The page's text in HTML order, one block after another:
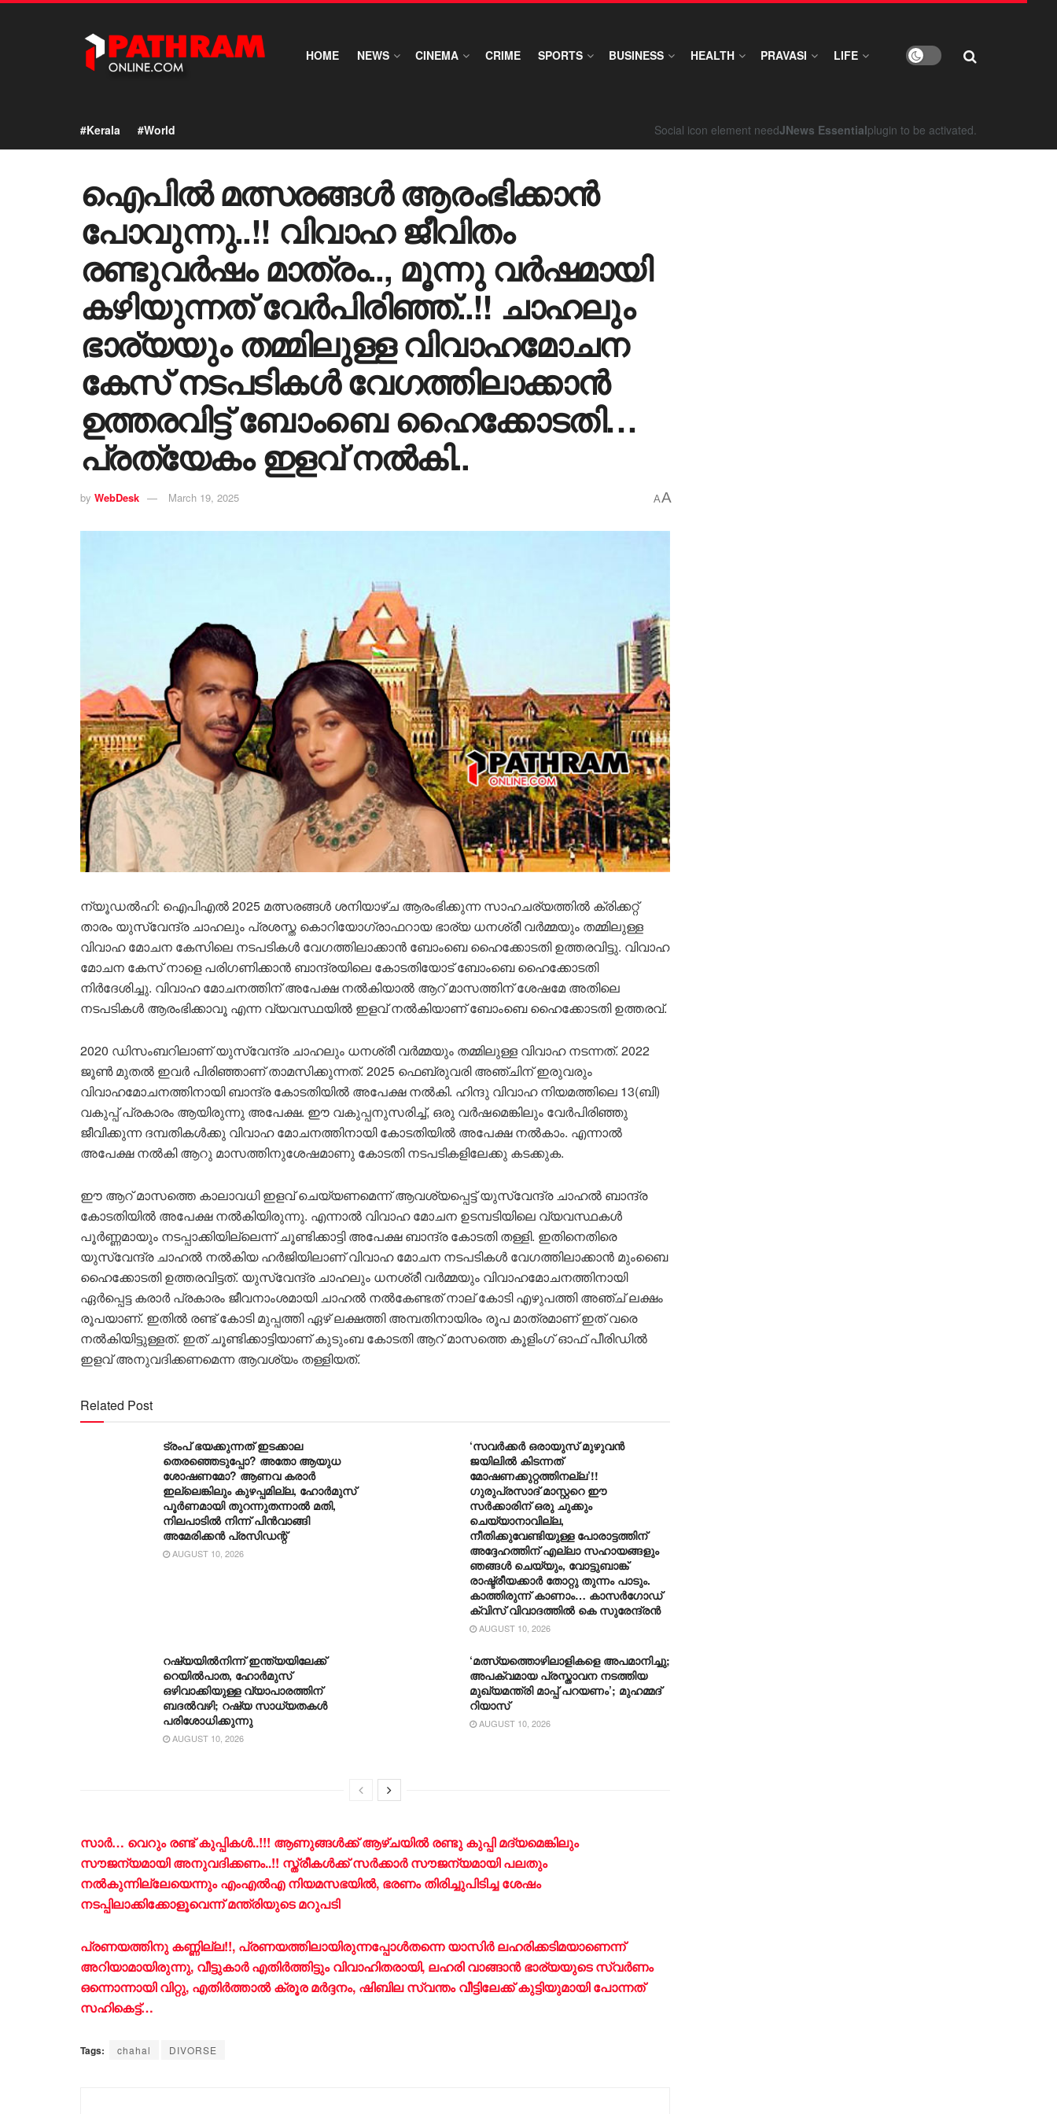
HOME NEWS CINEMA CRIME SPORTS BUSINESS HEALTH PRAVASI LIFE
#Kerala #World Social icon element needJNews Essentialplugin to be activated.
ഐപിൽ മത്സരങ്ങൾ ആരംഭിക്കാൻ
പോവുന്നു..!! വിവാഹ ജീവിതം
രണ്ടുവർഷം മാത്രം.., മൂന്നു വർഷമായി
കഴിയുന്നത് വേർപിരിഞ്ഞ്..!! ചാഹലും
ഭാര്യയും തമ്മിലുള്ള വിവാഹമോചന
കേസ് നടപടികൾ വേ​ഗത്തിലാക്കാൻ
ഉത്തരവിട്ട് ബോംബെ ഹൈക്കോടതി…
പ്രത്യേകം ഇളവ് നൽകി..
by WebDesk March 19, 2025 AA
ന്യൂഡല്‍ഹി: ഐപിഎല്‍ 2025 മത്സരങ്ങള്‍ ശനിയാഴ്ച ആരംഭിക്കുന്ന സാഹചര്യത്തില്‍ ക്രിക്കറ്റ്
താരം യുസ്വേന്ദ്ര ചാഹലും പ്രശസ്ത കൊറിയോഗ്രാഫറായ ഭാര്യ ധനശ്രീ വര്‍മ്മയും തമ്മിലുള്ള
വിവാഹ മോചന കേസിലെ നടപടികള്‍ വേഗത്തിലാക്കാന്‍ ബോംബെ ഹൈക്കോടതി ഉത്തരവിട്ടു. വിവാഹ
മോചന കേസ് നാളെ പരിഗണിക്കാന്‍ ബാന്ദ്രയിലെ കോടതിയോട് ബോംബെ ഹൈക്കോടതി
നിര്‍ദേശിച്ചു. വിവാഹ മോചനത്തിന് അപേക്ഷ നല്‍കിയാല്‍ ആറ് മാസത്തിന് ശേഷമേ അതിലെ
നടപടികള്‍ ആരംഭിക്കാവൂ എന്ന വ്യവസ്ഥയില്‍ ഇളവ് നല്‍കിയാണ് ബോംബെ ഹൈക്കോടതി ഉത്തരവ്.
2020 ഡിസംബറിലാണ് യുസ്വേന്ദ്ര ചാഹലും ധനശ്രീ വര്‍മ്മയും തമ്മിലുള്ള വിവാഹ നടന്നത്. 2022
ജൂണ്‍ മുതല്‍ ഇവര്‍ പിരിഞ്ഞാണ് താമസിക്കുന്നത്. 2025 ഫെബ്രുവരി അഞ്ചിന് ഇരുവരും
വിവാഹമോചനത്തിനായി ബാന്ദ്ര കോടതിയില്‍ അപേക്ഷ നല്‍കി. ഹിന്ദു വിവാഹ നിയമത്തിലെ 13(ബി)
വകുപ്പ് പ്രകാരം ആയിരുന്നു അപേക്ഷ. ഈ വകുപ്പനുസരിച്ച്, ഒരു വര്‍ഷമെങ്കിലും വേര്‍പിരിഞ്ഞു
ജീവിക്കുന്ന ദമ്പതികള്‍ക്കു വിവാഹ മോചനത്തിനായി കോടതിയില്‍ അപേക്ഷ നല്‍കാം. എന്നാല്‍
അപേക്ഷ നല്‍കി ആറു മാസത്തിനുശേഷമാണു കോടതി നടപടികളിലേക്കു കടക്കുക.
ഈ ആറ് മാസത്തെ കാലാവധി ഇളവ് ചെയ്യണമെന്ന് ആവശ്യപ്പെട്ട് യുസ്വേന്ദ്ര ചാഹല്‍ ബാന്ദ്ര
കോടതിയില്‍ അപേക്ഷ നല്‍കിയിരുന്നു. എന്നാല്‍ വിവാഹ മോചന ഉടമ്പടിയിലെ വ്യവസ്ഥകള്‍
പൂര്‍ണ്ണമായും നടപ്പാക്കിയില്ലെന്ന് ചൂണ്ടിക്കാട്ടി അപേക്ഷ ബാന്ദ്ര കോടതി തള്ളി. ഇതിനെതിരെ
യുസ്വേന്ദ്ര ചാഹല്‍ നല്‍കിയ ഹര്‍ജിയിലാണ് വിവാഹ മോചന നടപടികള്‍ വേഗത്തിലാക്കാന്‍ മുംബൈ
ഹൈക്കോടതി ഉത്തരവിട്ടത്. യുസ്വേന്ദ്ര ചാഹലും ധനശ്രീ വര്‍മ്മയും വിവാഹമോചനത്തിനായി
ഏര്‍പ്പെട്ട കരാര്‍ പ്രകാരം ജീവനാംശമായി ചാഹല്‍ നല്‍കേണ്ടത് നാല് കോടി എഴുപത്തി അഞ്ച് ലക്ഷം
രൂപയാണ്. ഇതില്‍ രണ്ട് കോടി മുപ്പത്തി ഏഴ് ലക്ഷത്തി അമ്പതിനായിരം രൂപ മാത്രമാണ് ഇത് വരെ
നല്‍കിയിട്ടുള്ളത്. ഇത് ചൂണ്ടിക്കാട്ടിയാണ് കുടുംബ കോടതി ആറ് മാസത്തെ കൂളിംഗ് ഓഫ് പീരിഡില്‍
ഇളവ് അനുവദിക്കണമെന്ന ആവശ്യം തള്ളിയത്.
Related Post
ട്രംപ് ഭയക്കുന്നത് ഇടക്കാല
തെരഞ്ഞെടുപ്പോ? അതോ ആയുധ
ശോഷണമോ? ആണവ കരാർ
ഇല്ലെങ്കിലും കുഴപ്പമില്ല, ഹോർമുസ്
പൂർണമായി തുറന്നുതന്നാൽ മതി,
നിലപാടിൽ നിന്ന് പിൻവാങ്ങി
അമേരിക്കൻ പ്രസിഡന്റ്
AUGUST 10, 2026
‘സവർക്കർ ഒരായുസ് മുഴുവൻ
ജയിലിൽ കിടന്നത്
മോഷണക്കുറ്റത്തിനല്ല’!!
ഗുരുപ്രസാദ് മാസ്റ്ററെ ഈ
സർക്കാരിന് ഒരു ചുക്കും
ചെയ്യാനാവില്ല,
നീതിക്കുവേണ്ടിയുള്ള പോരാട്ടത്തിന്
അദ്ദേഹത്തിന് എല്ലാ സഹായങ്ങളും
ഞങ്ങൾ ചെയ്യും, വോട്ടുബാങ്ക്
രാഷ്ട്രീയക്കാർ തോറ്റു തുന്നം പാടും.
കാത്തിരുന്ന് കാണാം… കാസർഗോഡ്
ക്വിസ് വിവാദത്തിൽ കെ സുരേന്ദ്രൻ
AUGUST 10, 2026
റഷ്യയിൽനിന്ന് ഇന്ത്യയിലേക്ക്
റെയിൽപാത, ഹോർമുസ്
ഒഴിവാക്കിയുള്ള വ്യാപാരത്തിന്
ബദൽവഴി; റഷ്യ സാധ്യതകൾ
പരിശോധിക്കുന്നു
AUGUST 10, 2026
‘മത്സ്യത്തൊഴിലാളികളെ അപമാനിച്ചു;
അപക്വമായ പ്രസ്താവന നടത്തിയ
മുഖ്യമന്ത്രി മാപ്പ് പറയണം’; മുഹമ്മദ്
റിയാസ്
AUGUST 10, 2026
സാർ… വെറും രണ്ട് കുപ്പികൾ..!!! ആണുങ്ങൾക്ക് ആഴ്ചയിൽ രണ്ടു കുപ്പി മദ്യമെങ്കിലും
സൗജന്യമായി അനുവദിക്കണം..!! സ്ത്രീകൾക്ക് സർക്കാർ സൗജന്യമായി പലതും
നൽകുന്നില്ലേയെന്നും എംഎൽഎ നിയമസഭയിൽ, ഭരണം തിരിച്ചുപിടിച്ച ശേഷം
നടപ്പിലാക്കിക്കോളൂവെന്ന് മന്ത്രിയുടെ മറുപടി
പ്രണയത്തിനു കണ്ണില്ല!!, പ്രണയത്തിലായിരുന്നപ്പോൾതന്നെ യാസിർ ലഹരിക്കടിമയാണെന്ന്
അറിയാമായിരുന്നു, വീട്ടുകാർ എതിർത്തിട്ടും വിവാഹിതരായി, ലഹരി വാങ്ങാൻ ഭാര്യയുടെ സ്വർണം
ഒന്നൊന്നായി വിറ്റു, എതിർത്താൽ ക്രൂര മർദ്ദനം, ​ഷിബില സ്വന്തം വീട്ടിലേക്ക് കുട്ടിയുമായി പോന്നത്
സഹികെട്ട്…
Tags: chahal DIVORSE